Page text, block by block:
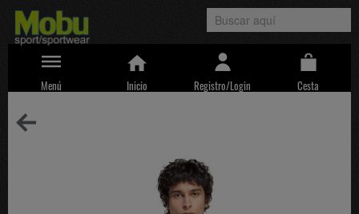
Menú Inicio Registro/Login Cesta